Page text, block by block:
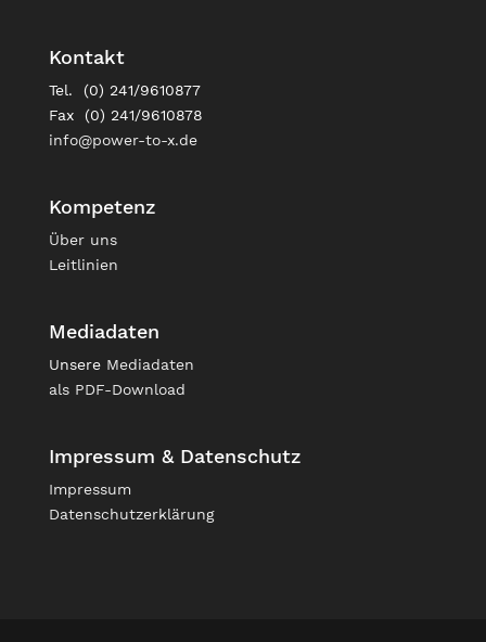
Kontakt
Tel. (0) 241/9610877
Fax (0) 241/9610878
info@power-to-x.de
Kompetenz
Über uns
Leitlinien
Mediadaten
Unsere Mediadaten
als PDF-Download
Impressum & Datenschutz
Impressum
Datenschutzerklärung